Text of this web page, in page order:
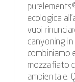
ecologica all'aperto Ami
vuoi
canyoning
combiniamo
mozzafiato
ambientale.